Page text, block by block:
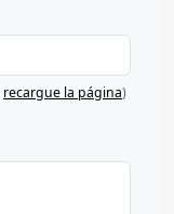
recargue la página)